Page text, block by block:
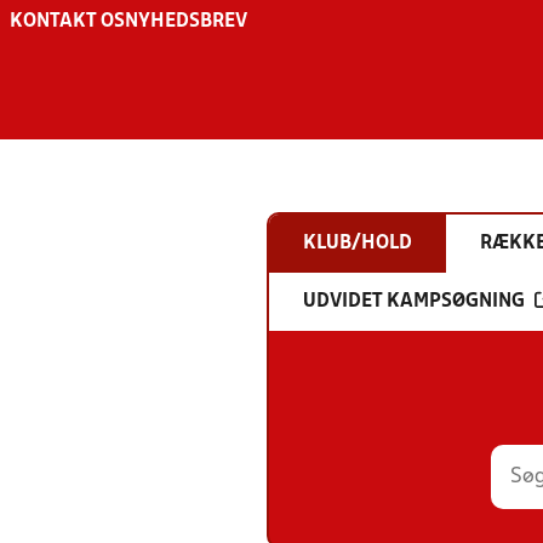
KONTAKT OS NYHEDSBREV
KLUB/HOLD
UDVIDET KAMPSØGNING